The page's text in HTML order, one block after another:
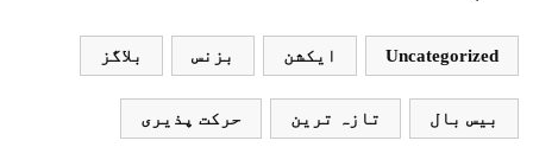
Uncategorized ایکشن بزنس بلاگز
بیس بال تازہ ترین حرکت پذیری